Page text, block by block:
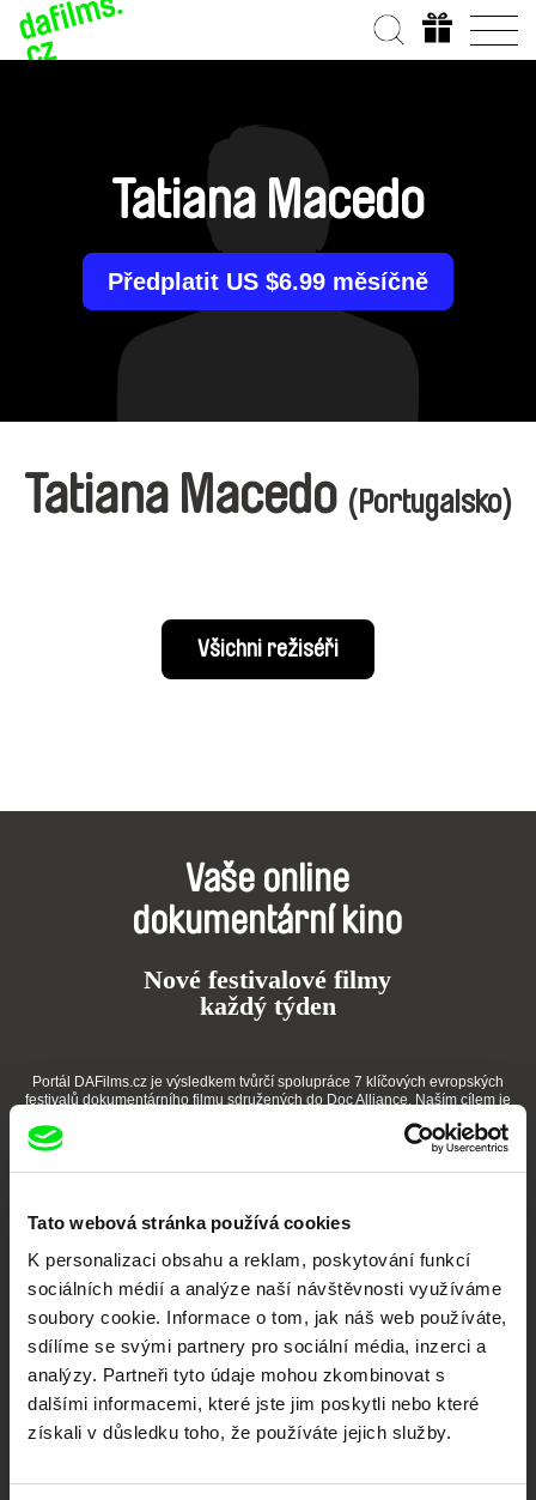
Tato webová stránka používá cookies
K personalizaci obsahu a reklam, poskytování funkcí
sociálních médií a analýze naší návštěvnosti využíváme
soubory cookie. Informace o tom, jak náš web používáte,
sdílíme se svými partnery pro sociální média, inzerci a
analýzy. Partneři tyto údaje mohou zkombinovat s
dalšími informacemi, které jste jim poskytli nebo které
získali v důsledku toho, že používáte jejich služby.
Tatiana Macedo
Předplatit US $6.99 měsíčně
Tatiana Macedo (Portugalsko)
Všichni režiséři
Vaše online
dokumentární kino
Nové festivalové filmy
každý týden
Portál DAFilms.cz je výsledkem tvůrčí spolupráce 7 klíčových evropských
festivalů dokumentárního filmu sdružených do Doc Alliance. Naším cílem je
Členové Doc Alliance
CPH:DOX Doclisboa
Millennium Docs
Against Gravity
DOK Leipzig